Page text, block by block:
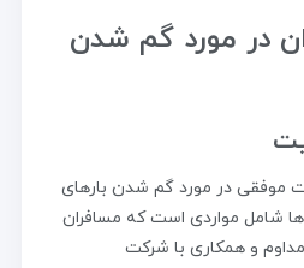
در مورد گم شدن
موفقی در مورد گم شدن بارهای
شامل مواردی است که مسافران
و همکاری با شرکت